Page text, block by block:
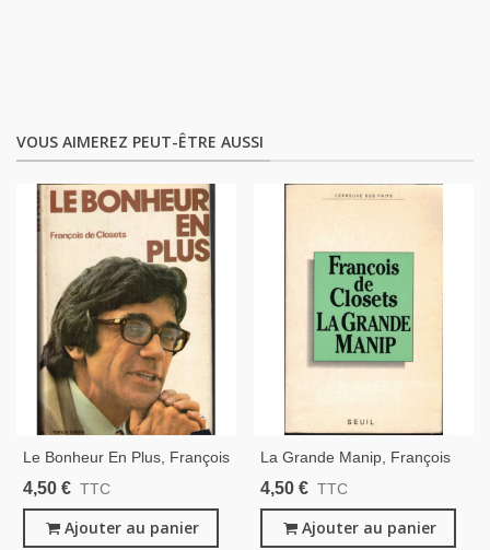
VOUS AIMEREZ PEUT-ÊTRE AUSSI
Le Bonheur En Plus, François
De Closets, 1975 - Analyse
4,50 € TTC
Ajouter au panier
La Grande Manip, François
De Closets, 1990 -
4,50 € TTC
Ajouter au panier